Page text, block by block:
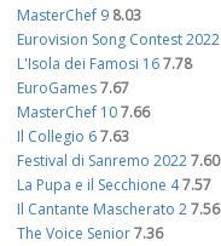
MasterChef 9 8.03
Eurovision Song Contest 2022
L'Isola dei Famosi 167.78
EuroGames7.67
MasterChef 107.66
Il Collegio 67.63
Festival di Sanremo 20227.60
La Pupa e il Secchione 47.57
Il Cantante Mascherato 27.56
The Voice Senior7.36